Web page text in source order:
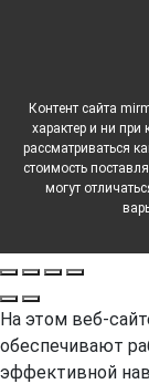
Контент сайта
характер и ни
рассматриваться
стоимость
могут
На этом веб-
обеспечивают
эффективной